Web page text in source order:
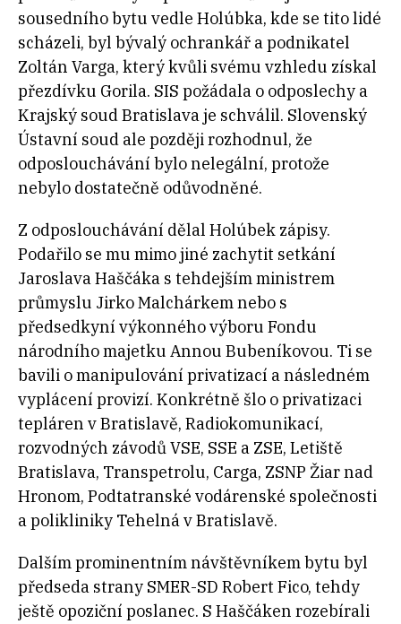
sousedního bytu vedle Holúbka, kde se tito lidé
scházeli, byl bývalý ochrankář a podnikatel
Zoltán Varga, který kvůli svému vzhledu získal
přezdívku Gorila. SIS požádala o odposlechy a
Krajský soud Bratislava je schválil. Slovenský
Ústavní soud ale později rozhodnul, že
odposlouchávání bylo nelegální, protože
nebylo dostatečně odůvodněné.
Z odposlouchávání dělal Holúbek zápisy.
Podařilo se mu mimo jiné zachytit setkání
Jaroslava Haščáka s tehdejším ministrem
průmyslu Jirko Malchárkem nebo s
předsedkyní výkonného výboru Fondu
národního majetku Annou Bubeníkovou. Ti se
bavili o manipulování privatizací a následném
vyplácení provizí. Konkrétně šlo o privatizaci
tepláren v Bratislavě, Radiokomunikací,
rozvodných závodů VSE, SSE a ZSE, Letiště
Bratislava, Transpetrolu, Carga, ZSNP Žiar nad
Hronom, Podtatranské vodárenské společnosti
a polikliniky Tehelná v Bratislavě.
Dalším prominentním návštěvníkem bytu byl
předseda strany SMER-SD Robert Fico, tehdy
ještě opoziční poslanec. S Haščáken rozebírali